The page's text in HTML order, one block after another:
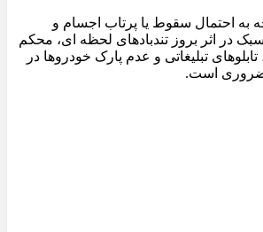
به احتمال سقوط یا پرتاب اجسام و
در اثر بروز تندبادهای لحظه ای، محکم
تبلیغاتی و عدم پارک خودروها در
ضروری است.